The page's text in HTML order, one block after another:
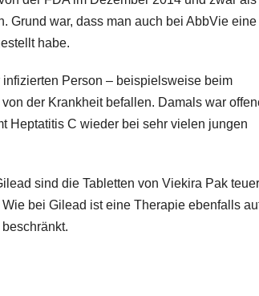
Grund war, dass man auch bei AbbVie
habe.
Person – beispielsweise beim
der Krankheit befallen. Damals war
Heptatitis C wieder bei sehr vielen jungen
sind die Tabletten von Viekira Pak
bei Gilead ist eine Therapie ebenfalls